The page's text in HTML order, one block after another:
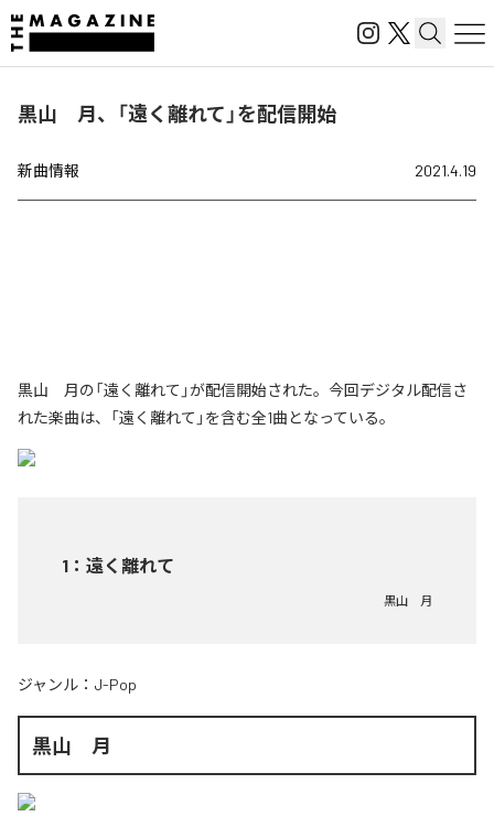
黒山 月、「遠く離れて」を配信開始
新曲情報 2021.4.19
黒山 月の「遠く離れて」が配信開始された。今回デジタル配信さ
れた楽曲は、「遠く離れて」を含む全1曲となっている。
1 ： 遠く離れて
黒山 月
ジャンル： J-Pop
黒山 月